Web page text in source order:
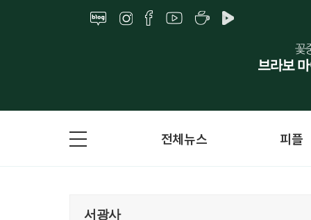
전체뉴스 피플